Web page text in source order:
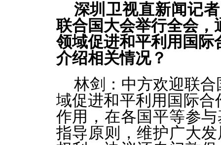
深圳卫视直新闻记
联合国大会举行全会，
领域促进和平利用国际
介绍相关情况？
林剑：中方欢迎联
域促进和平利用国际合
作用，在各国平等参
指导原则，维护广大